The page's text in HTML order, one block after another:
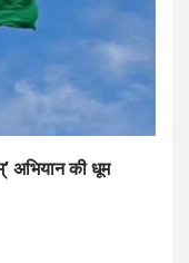
अभियान की धूम